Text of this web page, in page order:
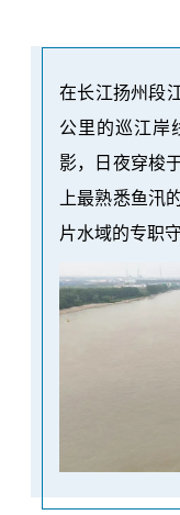
在长江扬州段
公里的巡江岸
影，日夜穿梭
上最熟悉鱼汛
片水域的专职